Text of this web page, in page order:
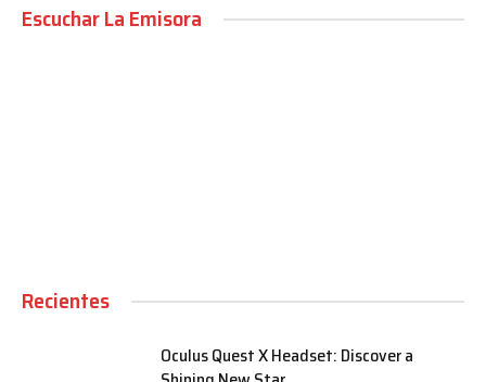
Escuchar La Emisora
Recientes
Oculus Quest X Headset: Discover a